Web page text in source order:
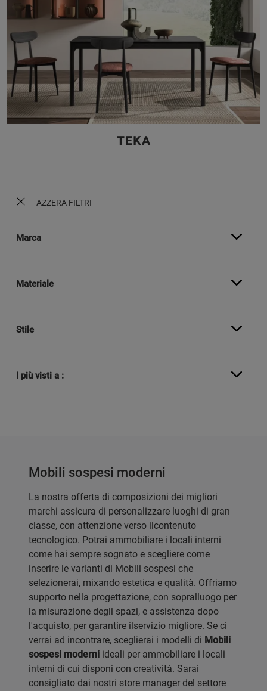
AZZERA FILTRI
Marca
Materiale
Stile
I più visti a :
TEKA
Mobili sospesi moderni
La nostra offerta di composizioni dei migliori
marchi assicura di personalizzare luoghi di gran
classe, con attenzione verso ilcontenuto
tecnologico. Potrai ammobiliare i locali interni
come hai sempre sognato e scegliere come
inserire le varianti di Mobili sospesi che
selezionerai, mixando estetica e qualità. Offriamo
supporto nella progettazione, con sopralluogo per
la misurazione degli spazi, e assistenza dopo
l'acquisto, per garantire ilservizio migliore. Se ci
verrai ad incontrare, sceglierai i modelli di Mobili
sospesi moderni ideali per ammobiliare i locali
interni di cui disponi con creatività. Sarai
consigliato dai nostri store manager del settore